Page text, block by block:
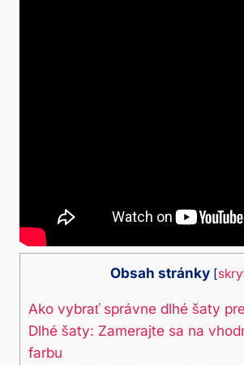
Obsah stránky [
Ako vybrať správne dlhé šaty
Dlhé šaty: Zamerajte sa na
farbu